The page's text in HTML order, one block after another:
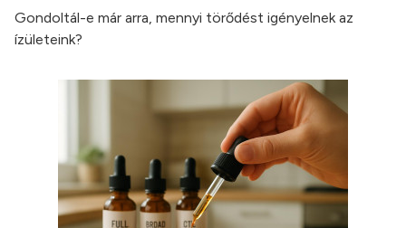
Gondoltál-e már arra, mennyi törődést igényelnek az
ízületeink?